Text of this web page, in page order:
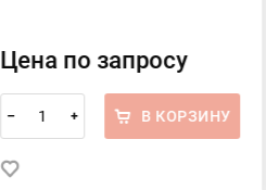
Цена по запросу
– + В КОРЗИНУ